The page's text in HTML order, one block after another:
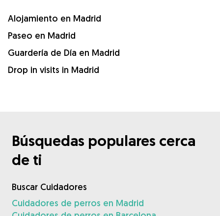
Alojamiento en Madrid
Paseo en Madrid
Guardería de Día en Madrid
Drop in visits in Madrid
Búsquedas populares cerca
de ti
Buscar Cuidadores
Cuidadores de perros en Madrid